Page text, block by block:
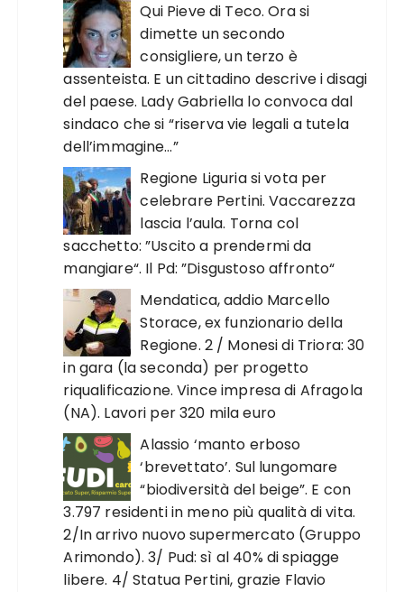
Qui Pieve di Teco. Ora si
dimette un secondo
consigliere, un terzo è
assenteista. E un cittadino descrive i disagi
del paese. Lady Gabriella lo convoca dal
sindaco che si “riserva vie legali a tutela
dell’immagine…”
Regione Liguria si vota per
celebrare Pertini. Vaccarezza
lascia l’aula. Torna col
sacchetto: ”Uscito a prendermi da
mangiare“. Il Pd: ”Disgustoso affronto“
Mendatica, addio Marcello
Storace, ex funzionario della
Regione. 2 / Monesi di Triora: 30
in gara (la seconda) per progetto
riqualificazione. Vince impresa di Afragola
(NA). Lavori per 320 mila euro
Alassio ‘manto erboso
‘brevettato’. Sul lungomare
“biodiversità del beige”. E con
3.797 residenti in meno più qualità di vita.
2/In arrivo nuovo supermercato (Gruppo
Arimondo). 3/ Pud: sì al 40% di spiagge
libere. 4/ Statua Pertini, grazie Flavio